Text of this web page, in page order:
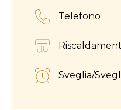
Telefono
Sveglia/